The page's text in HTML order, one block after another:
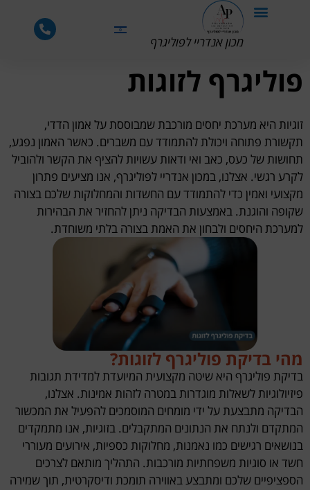
מכון אנדריי לפוליגרף
פוליגרף לזוגות
זוגיות היא מערכת יחסים מורכבת שמבוססת על אמון הדדי,
תקשורת פתוחה ויכולת להתמודד עם משברים. כאשר האמון נפגע,
תחושות של כעס, כאב ואי ודאות עשויות להציף את הקשר ולהוביל
לקרע רגשי. אצלנו, במכון אנדריי לפוליגרף, אנו מציעים פתרון
מקצועי ואמין כדי להתמודד עם החשדות והמחלוקות שלכם בצורה
שקופה והוגנת. באמצעות הבדיקה ניתן להחזיר את הבהירות
למערכת היחסים ולבחון את האמת בצורה בלתי משוחדת.
מהי בדיקת פוליגרף לזוגות?
בדיקת פוליגרף היא שיטה מקצועית המיועדת למדידת תגובות
פיזיולוגיות לשאלות מוגדרות במטרה לזהות אמינות. אצלנו,
הבדיקה מתבצעת על ידי מומחים המוסמכים להפעיל את המכשור
המתקדם ולנתח את הנתונים המתקבלים. בזוגיות, אנו מתמקדים
בנושאים רגישים כמו נאמנות, מחלוקות כספיות, אירועים מעוררי
חשד או סוגיות משפחתיות מורכבות. התהליך מותאם לצרכים
הספציפיים שלכם ומתבצע באווירה תומכת ודיסקרטית, תוך שמירה